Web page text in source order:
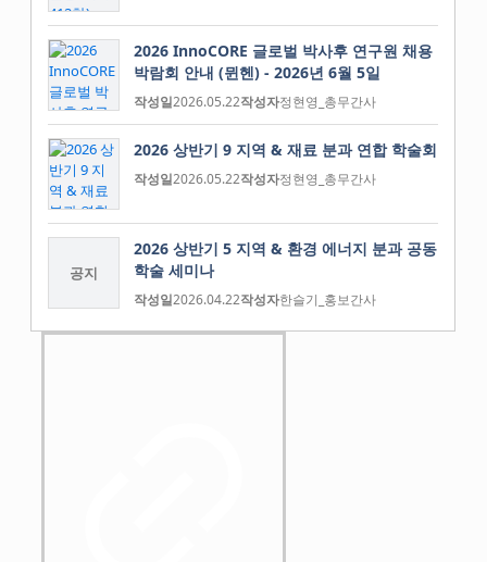
2026 InnoCORE 글로벌 박사후 연구원 채용
박람회 안내 (뮌헨) - 2026년 6월 5일
작성일2026.05.22작성자정현영_총무간사
2026 상반기 9 지역 & 재료 분과 연합 학술회
작성일2026.05.22작성자정현영_총무간사
공지
2026 상반기 5 지역 & 환경 에너지 분과 공동
학술 세미나
작성일2026.04.22작성자한슬기_홍보간사